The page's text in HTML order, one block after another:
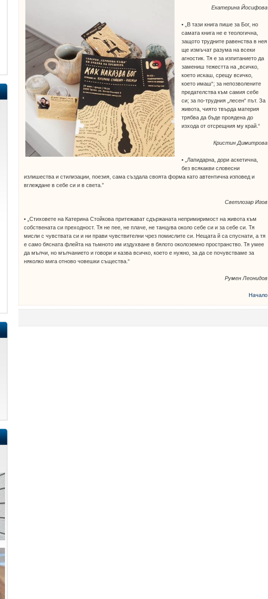
Екатерина Йосифова
• „В тази книга пише за Бог, но
самата книга не е теологична,
защото трудните равенства в нея
ще измъчат разума на всеки
агностик. Тя е за изпитанието да
замениш тежестта на „всичко,
което искаш, срещу всичко,
което имаш“; за непозволените
предателства към самия себе
си; за по-трудния „лесен“ път. За
живота, чиято твърда материя
трябва да бъде проядена до
изхода от отсрещния му край.“
Кристин Димитрова
• „Лапидарна, дори аскетична,
без всякакви словесни
излишества и стилизации, поезия, сама създала своята форма като автентична изповед и
вглеждане в себе си и в света.”
Светлозар Игов
• „Стиховете на Катерина Стойкова притежават сдържаната непримиримост на живота към
собствената си преходност. Тя не пее, не плаче, не танцува около себе си и за себе си. Тя
мисли с чувствата си и ни прави чувствителни чрез помислите си. Нещата й са спуснати, а тя
е само бясната флейта на тьмното им издухване в бялото околоземно пространство. Тя умее
да мълчи, но мълчанието и говори и казва всичко, което е нужно, за да се почувстваме за
няколко мига отново човешки същества.“
Румен Леонидов
Начало